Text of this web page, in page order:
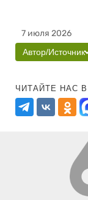
7 июля 2026
Автор/Источник
ЧИТАЙТЕ НАС